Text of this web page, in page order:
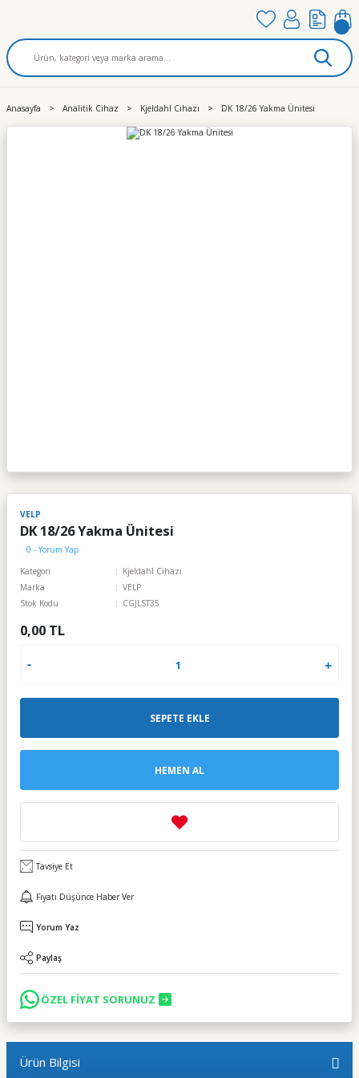
Anasayfa Analitik Cihaz Kjeldahl Cihazı DK 18/26 Yakma Ünitesi
VELP
DK 18/26 Yakma Ünitesi
0 - Yorum Yap
Kategori
Kjeldahl Cihazı
Marka
VELP
Stok Kodu
CGJLST35
0,00 TL
SEPETE EKLE
HEMEN AL
Tavsiye Et
Fiyatı Düşünce Haber Ver
Yorum Yaz
Paylaş
ÖZEL FİYAT SORUNUZ
Ürün Bilgisi